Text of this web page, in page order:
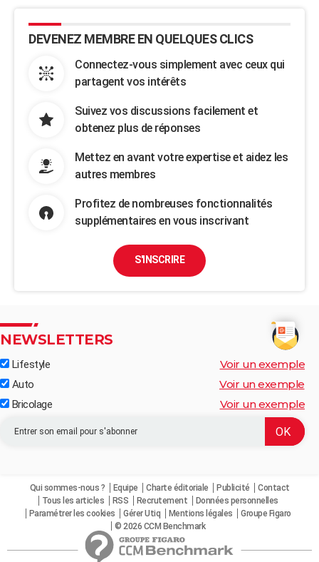
DEVENEZ MEMBRE EN QUELQUES CLICS
Connectez-vous simplement avec ceux qui
partagent vos intérêts
Suivez vos discussions facilement et
obtenez plus de réponses
Mettez en avant votre expertise et aidez les
autres membres
Profitez de nombreuses fonctionnalités
supplémentaires en vous inscrivant
S'INSCRIRE
NEWSLETTERS
Lifestyle Voir un exemple
Auto Voir un exemple
Bricolage Voir un exemple
Qui sommes-nous ? Equipe Charte éditoriale Publicité
Contact
Tous les articles
RSS Recrutement
Données personnelles
Paramétrer les cookies
Gérer Utiq Mentions légales
Groupe Figaro
© 2026 CCM Benchmark